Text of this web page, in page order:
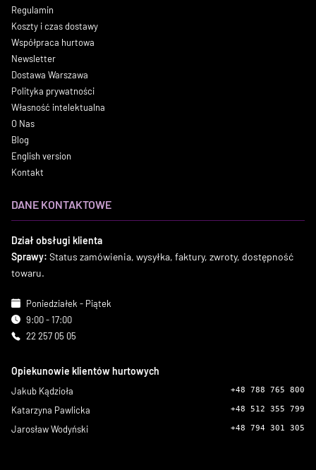
Regulamin
Koszty i czas dostawy
Współpraca hurtowa
Newsletter
Dostawa Warszawa
Polityka prywatności
Własność intelektualna
O Nas
Blog
English version
Kontakt
DANE KONTAKTOWE
Dział obsługi klienta
Sprawy: Status zamówienia, wysyłka, faktury, zwroty, dostępność
towaru.
Poniedziałek - Piątek
9:00 - 17:00
22 257 05 05
Opiekunowie klientów hurtowych
Jakub Kądzioła +48 788 765 800
Katarzyna Pawlicka +48 512 355 799
Jarosław Wodyński +48 794 301 305